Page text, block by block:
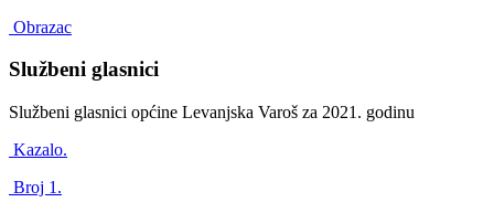
Obrazac
Službeni glasnici
Službeni glasnici općine Levanjska Varoš za 2021. godinu
Kazalo.
Broj 1.